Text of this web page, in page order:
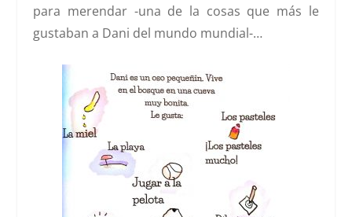
para merendar -una de la cosas que más le
gustaban a Dani del mundo mundial-…